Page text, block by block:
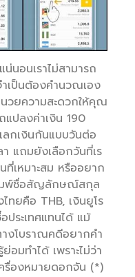
น่นอนเราไม่สามารถ
ำเป็นต้องคำนวณเอง
นวยความสะดวกให้คุณ
แปลงค่าเงิน 190
ลกเงินกันแบบวันต่อ
แถมยังเลือกวันที่เร
ที่เหมาะสม หรืออยาก
มพ์ชื่อสัญลักษณ์สกุล
ทยคือ THB, เงินยูโร
ประเทศแทนได้ แม้
างโบราณคดีอยากคำ
อมทำได้ เพราะไม่ว่า
รื่องหมายดอกจัน (*)